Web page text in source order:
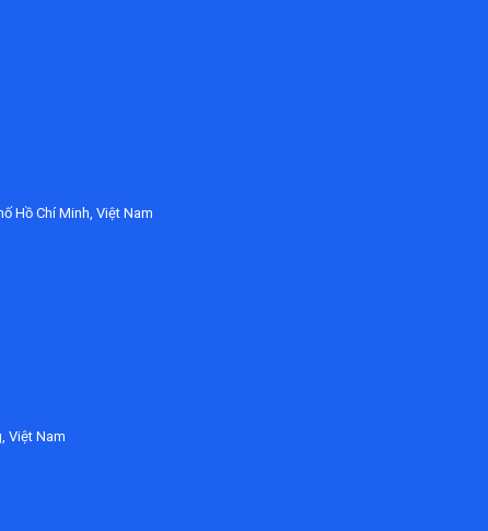
Hồ Chí Minh, Việt Nam
Việt Nam